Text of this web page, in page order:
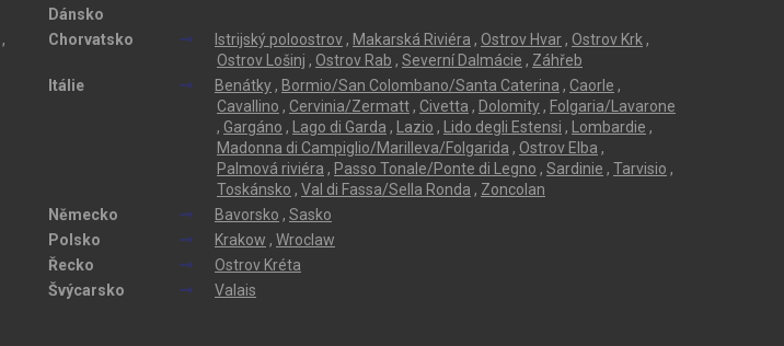
Dánsko
,
Chorvatsko Istrijský poloostrov , Makarská Riviéra , Ostrov Hvar , Ostrov Krk ,
Ostrov Lošinj , Ostrov Rab , Severní Dalmácie , Záhřeb
Itálie
Benátky , Bormio/San Colombano/Santa Caterina , Caorle ,
Cavallino , Cervinia/Zermatt , Civetta , Dolomity , Folgaria/Lavarone
, Gargáno , Lago di Garda , Lazio , Lido degli Estensi , Lombardie ,
Madonna di Campiglio/Marilleva/Folgarida , Ostrov Elba ,
Palmová riviéra , Passo Tonale/Ponte di Legno , Sardinie , Tarvisio ,
Toskánsko , Val di Fassa/Sella Ronda , Zoncolan
Německo Bavorsko , Sasko
Polsko Krakow , Wroclaw
Řecko
Ostrov Kréta
Švýcarsko
Valais